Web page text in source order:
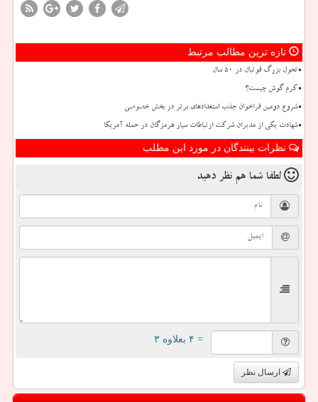
تازه ترین مطالب مرتبط
تحول بزرگ فوتبال در ۵۰ سال
کرم گوش چیست؟
شروع دومین فراخوان جذب استعدادهای برتر در بخش خصوصی
شهادت یکی از مدیران شرکت ارتباطات سیار هرمزگان در حمله آمریکا
نظرات بینندگان در مورد این مطلب
لطفا شما هم نظر دهید
= ۴ بعلاوه ۳
ارسال نظر